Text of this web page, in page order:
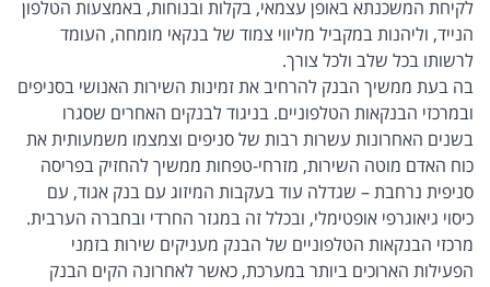
לקיחת המשכנתא באופן עצמאי, בקלות ובנוחות, באמצעות הטלפון
הנייד, וליהנות במקביל מליווי צמוד של בנקאי מומחה, העומד
לרשותו בכל שלב ולכל צורך.
בה בעת ממשיך הבנק להרחיב את זמינות השירות האנושי בסניפים
ובמרכזי הבנקאות הטלפוניים. בניגוד לבנקים האחרים שסגרו
בשנים האחרונות עשרות רבות של סניפים וצמצמו משמעותית את
כוח האדם מוטה השירות, מזרחי-טפחות ממשיך להחזיק בפריסה
סניפית נרחבת – שגדלה עוד בעקבות המיזוג עם בנק אגוד, עם
כיסוי גיאוגרפי אופטימלי, ובכלל זה במגזר החרדי ובחברה הערבית.
מרכזי הבנקאות הטלפוניים של הבנק מעניקים שירות בזמני
הפעילות הארוכים ביותר במערכת, כאשר לאחרונה הקים הבנק